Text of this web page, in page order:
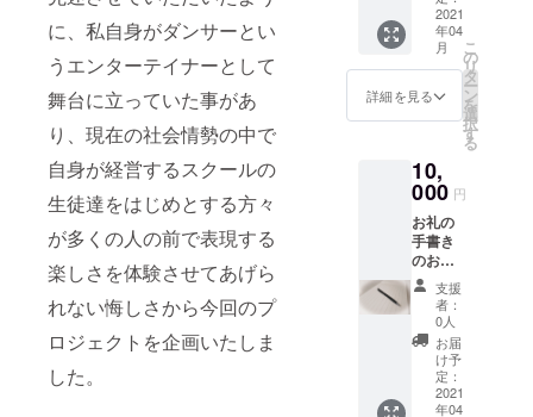
に、私自身がダンサーとい
うエンターテイナーとして
舞台に立っていた事があ
り、現在の社会情勢の中で
自身が経営するスクールの
生徒達をはじめとする方々
が多くの人の前で表現する
楽しさを体験させてあげら
れない悔しさから今回のプ
ロジェクトを企画いたしま
した。
お礼の
文を添
付させ
ていた
だきま
す。
2021
年04
月
詳細を見る
こ
の
リ
タ
ー
ン
を
選
択
す
る
10,
000 円
お礼の
手書き
のお手
紙 私の
サイン&
私がご
紹介さ
せてい
ただた
方から
のお礼
支援
者：
0人
お届
け予
定：
2021
年04